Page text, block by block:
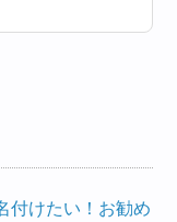
付けたい！お勧め